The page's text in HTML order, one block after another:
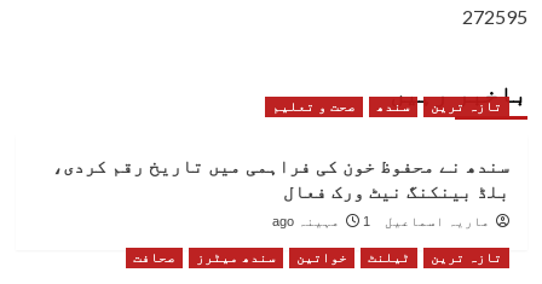
272595
باخبر رہیں
تازہ ترین سندھ صحت و تعلیم
سندھ نے محفوظ خون کی فراہمی میں تاریخ رقم کردی،
بلڈ بینکنگ نیٹ ورک فعال
ماریہ اسماعیل 1 مہینہ ago
تازہ ترین ٹیلنٹ خواتین سندھ میٹرز صحافت